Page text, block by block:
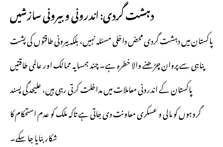
دہشت گردی: اندرونی و بیرونی سازشیں
پاکستان میں دہشت گردی محض داخلی مسئلہ نہیں، بلکہ بیرونی طاقتوں کی پشت
پناہی سے پروان چڑھنے والا خطرہ ہے۔ چند ہمسایہ ممالک اور عالمی طاقتیں
پاکستان کے اندرونی معاملات میں مداخلت کرتی رہی ہیں، علیحدگی پسند
گروہوں کو مالی و عسکری معاونت دی جاتی ہے تاکہ ملک کو عدم استحکام کا
شکار بنایا جا سکے۔